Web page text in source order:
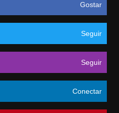
Gostar
Seguir
Seguir
Conectar